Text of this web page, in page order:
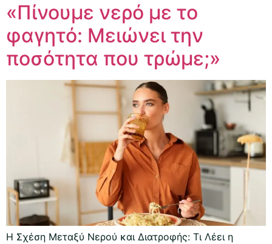
«Πίνουμε νερό με το
φαγητό: Μειώνει την
ποσότητα που τρώμε;»
Η Σχέση Μεταξύ Νερού και Διατροφής: Τι Λέει η